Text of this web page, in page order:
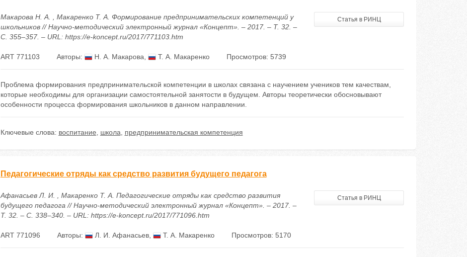
Макарова Н. А. , Макаренко Т. А. Формирование предпринимательских компетенций у
школьников // Научно-методический электронный журнал «Концепт». – 2017. – Т. 32. –
С. 355–357. – URL: https://e-koncept.ru/2017/771103.htm
Статья в РИНЦ
ART 771103 Авторы: Н. А. Макарова Т. А. Макаренко Просмотров: 5739
Проблема формирования предпринимательской компетенции в школах связана с научением учеников тем качествам,
которые необходимы для организации самостоятельной занятости в будущем. Авторы теоретически обосновывают
особенности процесса формирования школьников в данном направлении.
Ключевые слова: воспитание школа предпринимательская компетенция
Педагогические отряды как средство развития будущего педагога
Афанасьев Л. И. , Макаренко Т. А. Педагогические отряды как средство развития
будущего педагога // Научно-методический электронный журнал «Концепт». – 2017. –
Т. 32. – С. 338–340. – URL: https://e-koncept.ru/2017/771096.htm
Статья в РИНЦ
ART 771096 Авторы: Л. И. Афанасьев, Т. А. Макаренко Просмотров: 5170